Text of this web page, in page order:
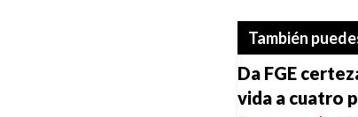
También
Da FGE
vida a cuatro